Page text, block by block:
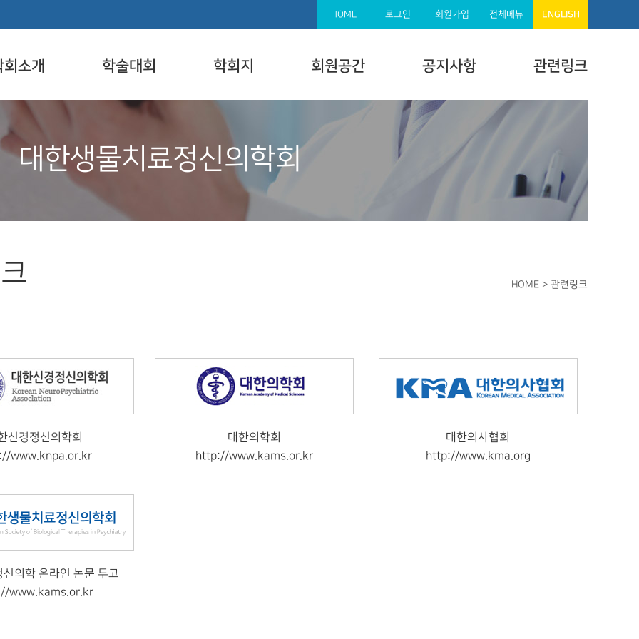
HOME 로그인 회원가입 전체메뉴 ENGLISH
회소개 학술대회 학회지 회원공간 공지사항 관련링크
대한생물치료정신의학회
HOME > 관련링크
신경정신의학회
www.knpa.or.kr
대한의학회
http://www.kams.or.kr
대한의사협회
http://www.kma.org
의학 온라인 논문 투고
www.kams.or.kr